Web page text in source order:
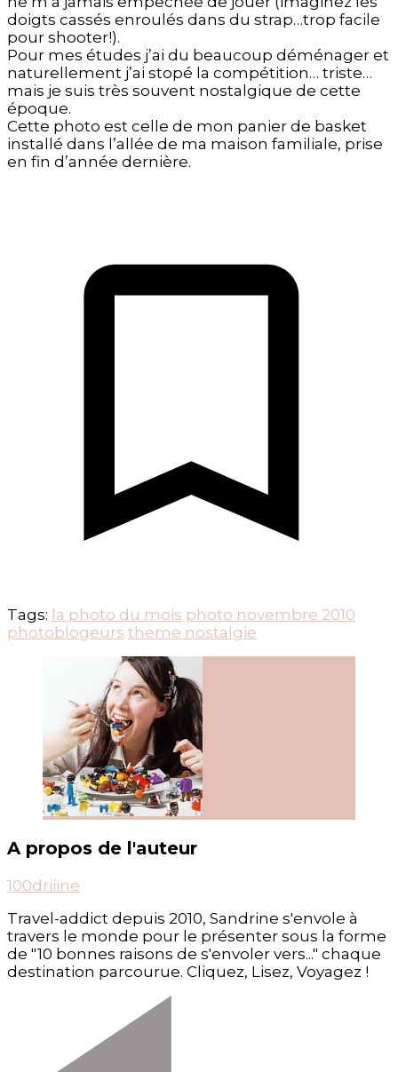
doigts cassés enroulés dans du strap…trop facile
pour shooter!).
Pour mes études j’ai du beaucoup déménager et
naturellement j’ai stopé la compétition… triste…
mais je suis très souvent nostalgique de cette
époque.
Cette photo est celle de mon panier de basket
installé dans l’allée de ma maison familiale, prise
en fin d’année dernière.
Tags: la photo du mois photo novembre 2010
photoblogeurs theme nostalgie
A propos de l'auteur
100driiine
Travel-addict depuis 2010, Sandrine s'envole à
travers le monde pour le présenter sous la forme
de "10 bonnes raisons de s'envoler vers..." chaque
destination parcourue. Cliquez, Lisez, Voyagez !
Navigation